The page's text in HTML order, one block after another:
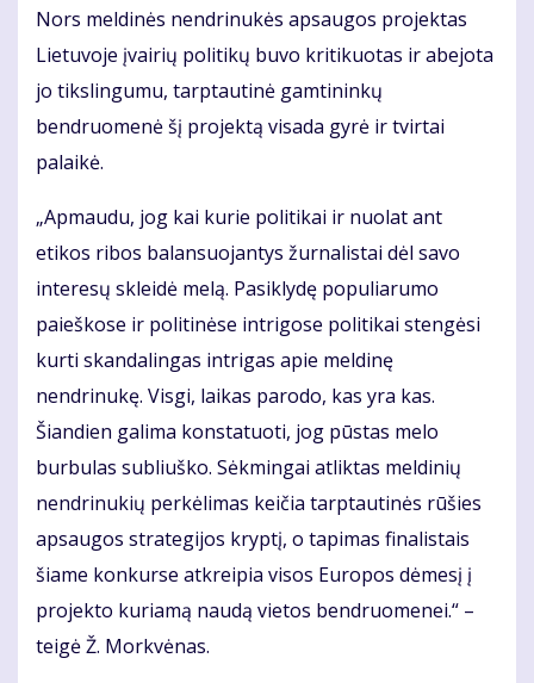
Nors meldinės nendrinukės apsaugos projektas
Lietuvoje įvairių politikų buvo kritikuotas ir abejota
jo tikslingumu, tarptautinė gamtininkų
bendruomenė šį projektą visada gyrė ir tvirtai
palaikė.
„Apmaudu, jog kai kurie politikai ir nuolat ant
etikos ribos balansuojantys žurnalistai dėl savo
interesų skleidė melą. Pasiklydę populiarumo
paieškose ir politinėse intrigose politikai stengėsi
kurti skandalingas intrigas apie meldinę
nendrinukę. Visgi, laikas parodo, kas yra kas.
Šiandien galima konstatuoti, jog pūstas melo
burbulas subliuško. Sėkmingai atliktas meldinių
nendrinukių perkėlimas keičia tarptautinės rūšies
apsaugos strategijos kryptį, o tapimas finalistais
šiame konkurse atkreipia visos Europos dėmesį į
projekto kuriamą naudą vietos bendruomenei.“ –
teigė Ž. Morkvėnas.